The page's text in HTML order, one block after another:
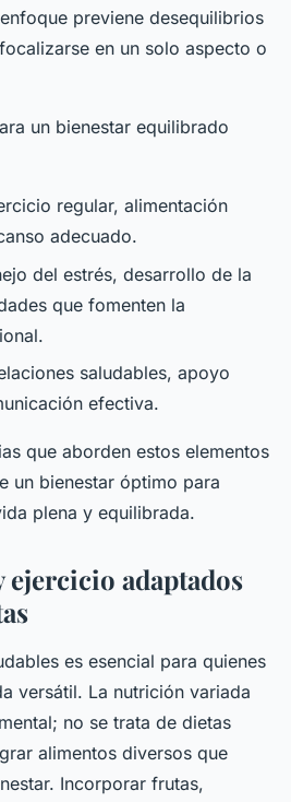
previene desequilibrios
en un solo aspecto o
un bienestar equilibrado
regular, alimentación
adecuado.
del estrés, desarrollo de la
que fomenten la
saludables, apoyo
efectiva.
que aborden estos elementos
un bienestar óptimo para
plena y equilibrada.
adaptados
es esencial para quienes
versátil. La nutrición variada
no se trata de dietas
alimentos diversos que
Incorporar frutas,